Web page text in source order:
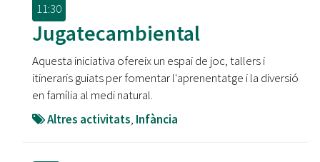
11:30
Jugatecambiental
Aquesta iniciativa ofereix un espai de joc, tallers i
itineraris guiats per fomentar l'aprenentatge i la diversió
en família al medi natural.
Altres activitats, Infància